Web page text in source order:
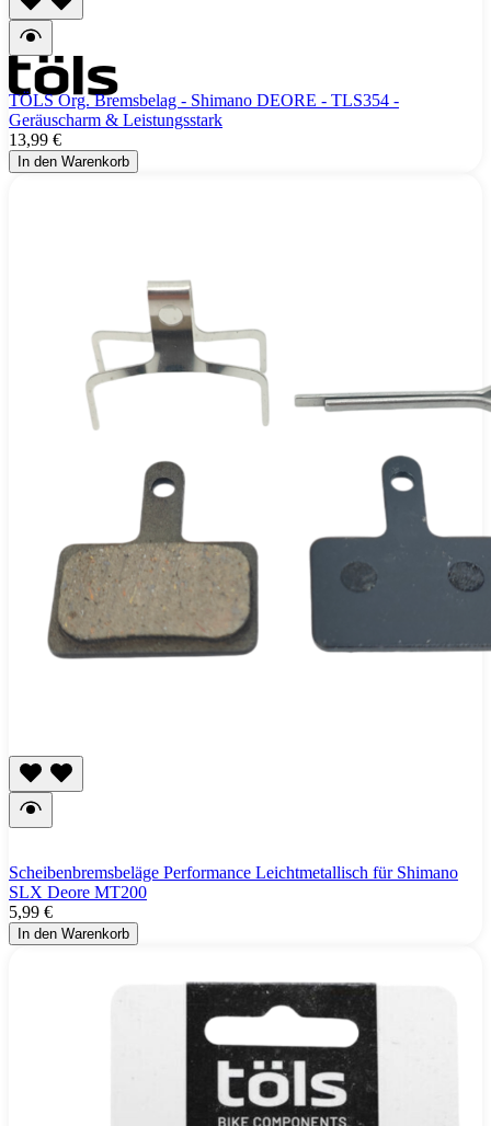
TÖLS Org. Bremsbelag - Shimano DEORE - TLS354 -
Geräuscharm & Leistungsstark
13,99 €
In den Warenkorb
Scheibenbremsbeläge Performance Leichtmetallisch für Shimano
SLX Deore MT200
5,99 €
In den Warenkorb